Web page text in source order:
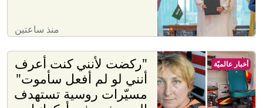
منذ ساعتين
"ركضت لأنني كنت أعرف
أنني لو لم أفعل سأموت"
مسيّرات روسية تستهدف
أخبار عالميّة